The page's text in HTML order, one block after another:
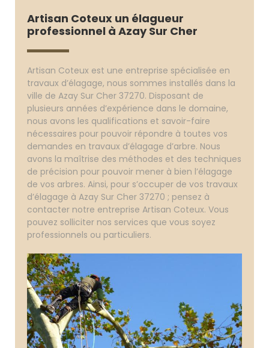
Artisan Coteux un élagueur
professionnel à Azay Sur Cher
Artisan Coteux est une entreprise spécialisée en
travaux d’élagage, nous sommes installés dans la
ville de Azay Sur Cher 37270. Disposant de
plusieurs années d’expérience dans le domaine,
nous avons les qualifications et savoir-faire
nécessaires pour pouvoir répondre à toutes vos
demandes en travaux d’élagage d’arbre. Nous
avons la maîtrise des méthodes et des techniques
de précision pour pouvoir mener à bien l’élagage
de vos arbres. Ainsi, pour s’occuper de vos travaux
d’élagage à Azay Sur Cher 37270 ; pensez à
contacter notre entreprise Artisan Coteux. Vous
pouvez solliciter nos services que vous soyez
professionnels ou particuliers.